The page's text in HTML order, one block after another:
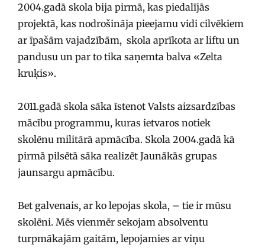
2004.gadā skola bija pirmā, kas piedalījās
projektā, kas nodrošināja pieejamu vidi cilvēkiem
ar īpašām vajadzībām, skola aprīkota ar liftu un
pandusu un par to tika saņemta balva «Zelta
kruķis».
2011.gadā skola sāka īstenot Valsts aizsardzības
mācību programmu, kuras ietvaros notiek
skolēnu militārā apmācība. Skola 2004.gadā kā
pirmā pilsētā sāka realizēt Jaunākās grupas
jaunsargu apmācību.
Bet galvenais, ar ko lepojas skola, – tie ir mūsu
skolēni. Mēs vienmēr sekojam absolventu
turpmākajām gaitām, lepojamies ar viņu